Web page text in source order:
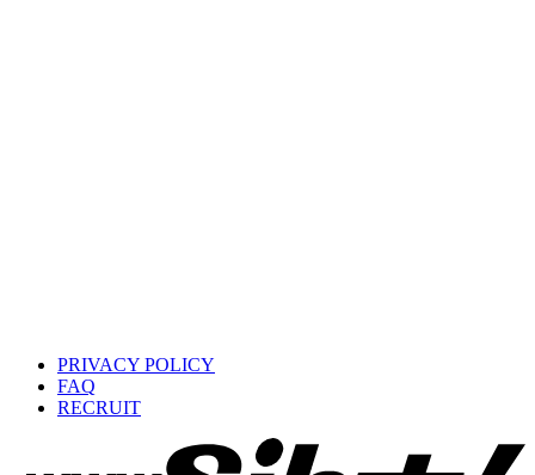
PRIVACY POLICY
FAQ
RECRUIT